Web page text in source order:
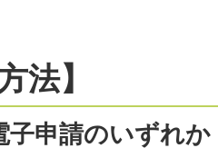
法】
子申請のいずれか